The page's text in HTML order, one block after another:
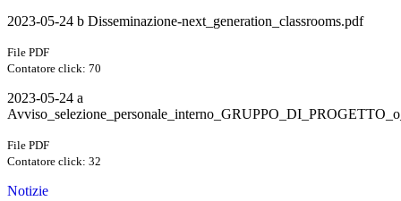
2023-05-24 b Disseminazione-next_generation_classrooms.pdf
File PDF
Contatore click: 70
2023-05-24 a
File PDF
Contatore click: 32
Notizie